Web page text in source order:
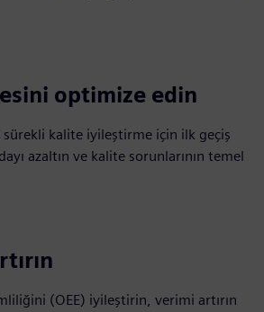
optimize edin
kalite iyileştirme için ilk geçiş
azaltın ve kalite sorunlarının temel
(OEE) iyileştirin, verimi artırın